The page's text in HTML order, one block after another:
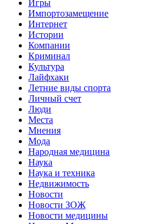
Игры
Импортозамещение
Интернет
Истории
Компании
Криминал
Культура
Лайфхаки
Летние виды спорта
Личный счет
Люди
Места
Мнения
Мода
Народная медицина
Наука
Наука и техника
Недвижимость
Новости
Новости ЗОЖ
Новости медицины